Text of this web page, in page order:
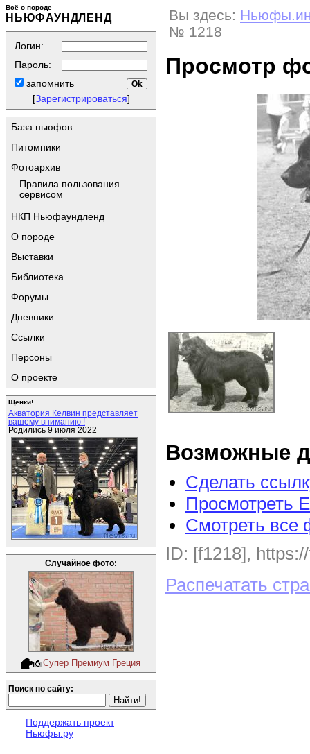
Всё о породе
НЬЮФАУНДЛЕНД
Логин:
Пароль:
запомнить
[Зарегистрироваться]
База ньюфов
Питомники
Фотоархив
Правила пользования
сервисом
НКП Ньюфаундленд
О породе
Выставки
Библиотека
Форумы
Дневники
Ссылки
Персоны
О проекте
Щенки!
Акватория Келвин представляет
вашему вниманию !
Родились 9 июля 2022
Случайное фото:
Супер Премиум Греция
Поиск по сайту:
Поддержать проект
Ньюфы.ру
Вы здесь:
№ 1218
Просмотр
Возможные
Сделать
Просмотреть
Смотреть все
ID: [f1218],
Распечатать